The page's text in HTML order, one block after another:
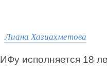
Лиана Хазиахметова
исполняется 18